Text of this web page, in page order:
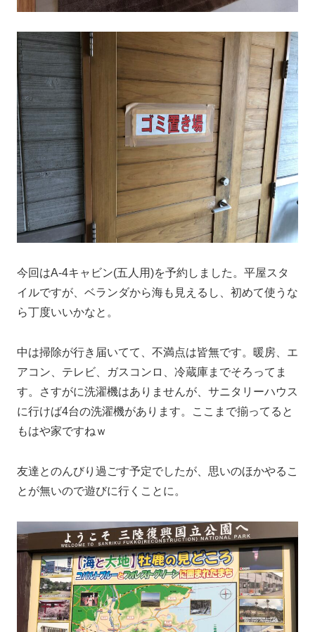
今回はA-4キャビン(五人用)を予約しました。平屋スタ
イルですが、ベランダから海も見えるし、初めて使うな
ら丁度いいかなと。
中は掃除が行き届いてて、不満点は皆無です。暖房、エ
アコン、テレビ、ガスコンロ、冷蔵庫までそろってま
す。さすがに洗濯機はありませんが、サニタリーハウス
に行けば4台の洗濯機があります。ここまで揃ってると
もはや家ですねｗ
友達とのんびり過ごす予定でしたが、思いのほかやるこ
とが無いので遊びに行くことに。